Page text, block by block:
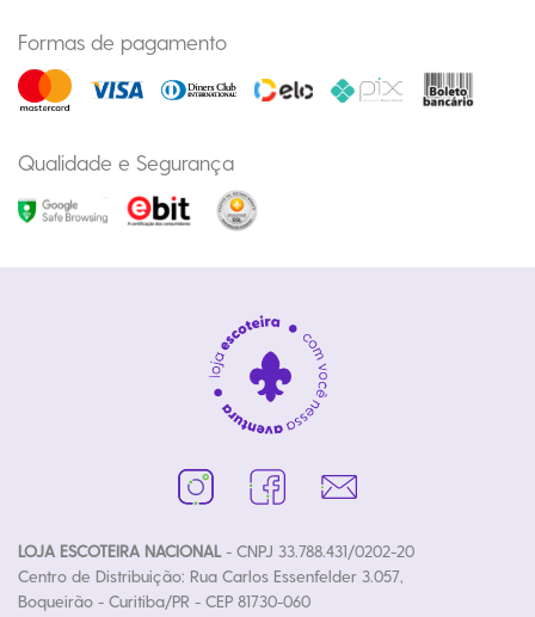
Formas de pagamento
Qualidade e Segurança
LOJA ESCOTEIRA NACIONAL- CNPJ 33.788.431/0202-20
Centro de Distribuição: Rua Carlos Essenfelder 3.057,
Boqueirão - Curitiba/PR - CEP 81730-060